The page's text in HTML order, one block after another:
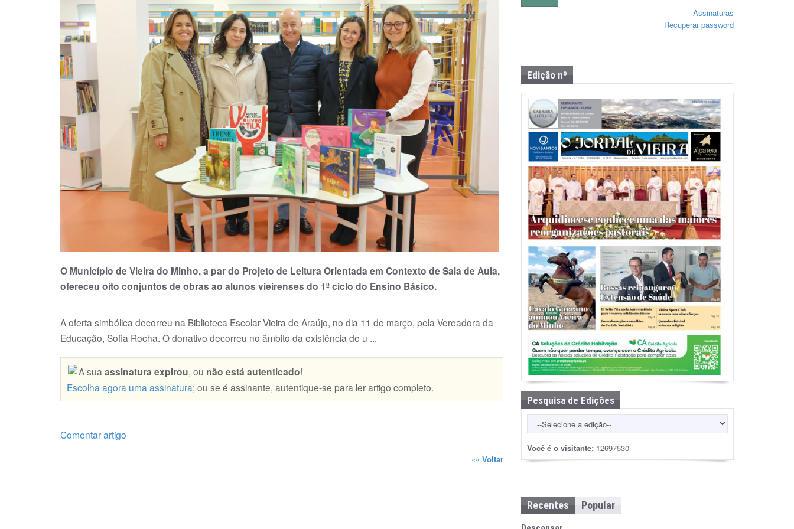
O Município de Vieira do Minho, a par do Projeto de Leitura Orientada em Contexto de Sala de Aula,
ofereceu oito conjuntos de obras ao alunos vieirenses do 1º ciclo do Ensino Básico.
A oferta simbólica de­cor­reu na Biblioteca Esco­lar Vieira de Araújo, no dia 11 de março, pela Vereadora da
Educação, Sofia Rocha. O donativo decorreu no âmbito da existência de u ...
A sua assinatura expirou, ou não está autenticado!
Escolha agora uma assinatura; ou se é assinante, autentique-se para ler artigo completo.
Comentar artigo
«« Voltar
Assinaturas
Recuperar password
Edição nº
Pesquisa de Edições
Você é o visitante: 12697530
Recentes Popular